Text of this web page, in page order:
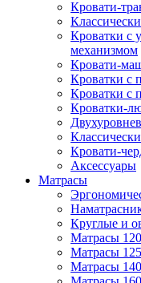
Кровати-
Кроватки с
механизмом
Кровати-
Кроватки с
Кроватки с
Кроватки-
Кровати-
Аксессуары
Матрасы
Круглые и
Матрасы
Матрасы
Матрасы